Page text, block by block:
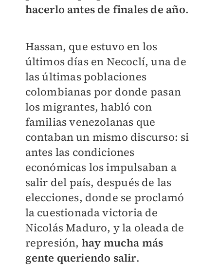
hacerlo antes de finales de año.
Hassan, que estuvo en los
últimos días en Necoclí, una de
las últimas poblaciones
colombianas por donde pasan
los migrantes, habló con
familias venezolanas que
contaban un mismo discurso: si
antes las condiciones
económicas los impulsaban a
salir del país, después de las
elecciones, donde se proclamó
la cuestionada victoria de
Nicolás Maduro, y la oleada de
represión, hay mucha más
gente queriendo salir.